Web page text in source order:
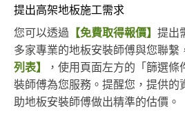
提出高架地板施工需求
您可以透過 【免費取得報價】 提出
多家專業的地板安裝師傅與您聯繫
列表】
，使用頁面左方的「篩選
裝師傅為您服務。提醒您，提供的
助地板安裝師傅做出精準的估價。